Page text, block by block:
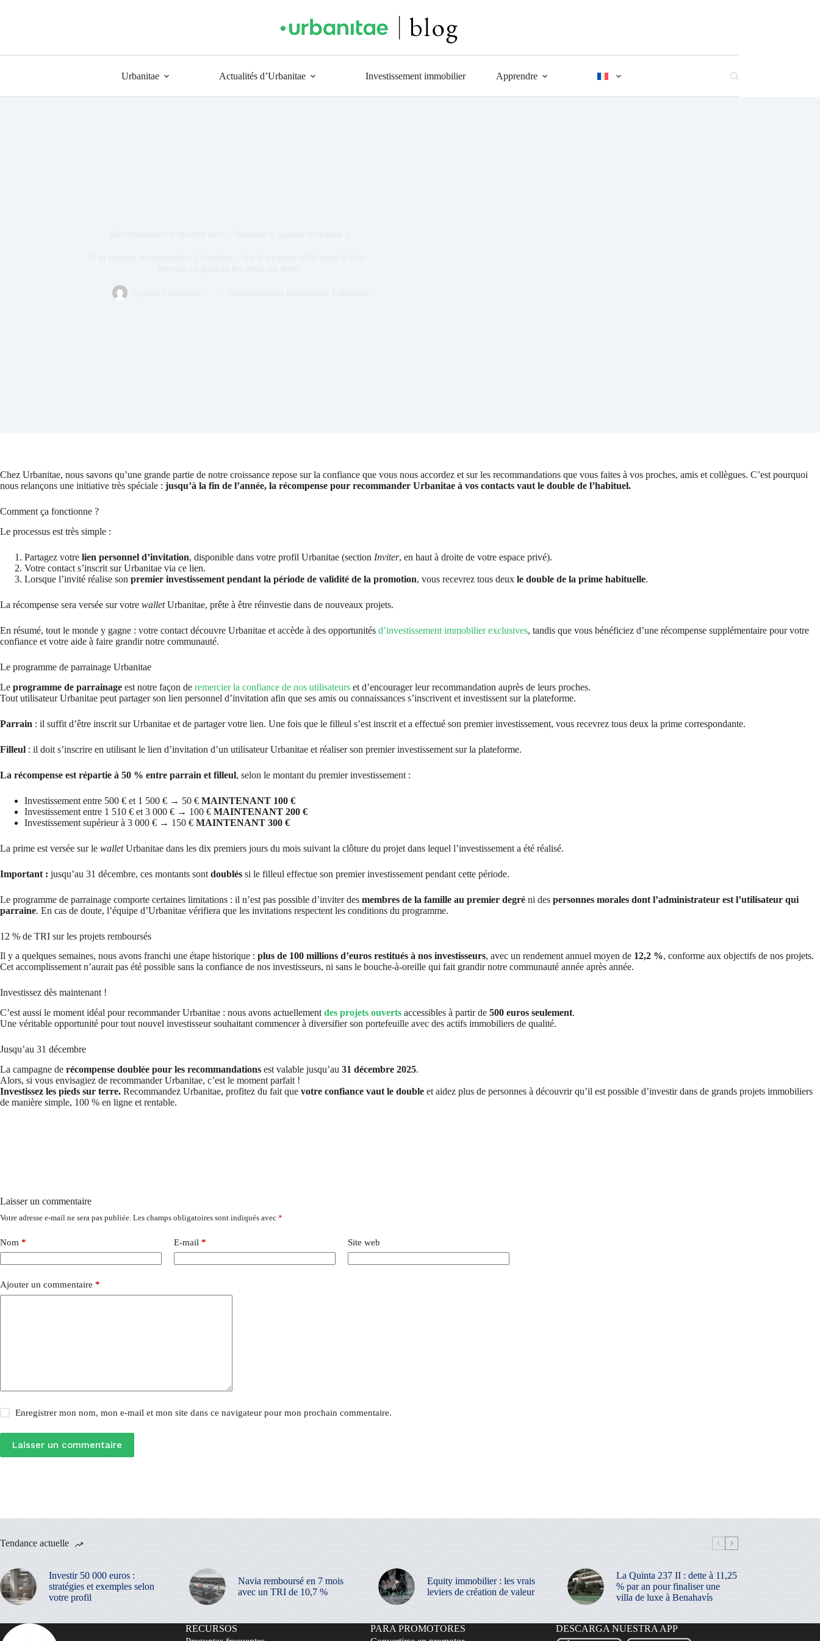
Urbanitae Actualités d’Urbanitae Investissement immobilier Apprendre
Chez Urbanitae, nous savons qu’une grande partie de notre croissance repose sur la confiance que vous nous accordez et sur les recommandations que vous faites à vos proches, amis et collègues. C’est pourquoi
nous relançons une initiative très spéciale : jusqu’à la fin de l’année, la récompense pour recommander Urbanitae à vos contacts vaut le double de l’habituel.
Comment ça fonctionne ?
Le processus est très simple :
Partagez votre lien personnel d’invitation, disponible dans votre profil Urbanitae (section Inviter, en haut à droite de votre espace privé).
Votre contact s’inscrit sur Urbanitae via ce lien.
Lorsque l’invité réalise son premier investissement pendant la période de validité de la promotion, vous recevrez tous deux le double de la prime habituelle.
La récompense sera versée sur votre walletUrbanitae, prête à être réinvestie dans de nouveaux projets.
En résumé, tout le monde y gagne : votre contact découvre Urbanitae et accède à des opportunités d’investissement immobilier exclusives, tandis que vous bénéficiez d’une récompense supplémentaire pour votre
confiance et votre aide à faire grandir notre communauté.
Le programme de parrainage Urbanitae
Le programme de parrainage est notre façon de remercier la confiance de nos utilisateurs et d’encourager leur recommandation auprès de leurs proches.
Tout utilisateur Urbanitae peut partager son lien personnel d’invitation afin que ses amis ou connaissances s’inscrivent et investissent sur la plateforme.
Parrain : il suffit d’être inscrit sur Urbanitae et de partager votre lien. Une fois que le filleul s’est inscrit et a effectué son premier investissement, vous recevrez tous deux la prime correspondante.
Filleul : il doit s’inscrire en utilisant le lien d’invitation d’un utilisateur Urbanitae et réaliser son premier investissement sur la plateforme.
La récompense est répartie à 50 % entre parrain et filleul, selon le montant du premier investissement :
Investissement entre 500 € et 1 500 € → 50 € MAINTENANT 100 €
Investissement entre 1 510 € et 3 000 € → 100 € MAINTENANT 200 €
Investissement supérieur à 3 000 € → 150 € MAINTENANT 300 €
La prime est versée sur le walletUrbanitae dans les dix premiers jours du mois suivant la clôture du projet dans lequel l’investissement a été réalisé.
Important : jusqu’au 31 décembre, ces montants sont doublés si le filleul effectue son premier investissement pendant cette période.
Le programme de parrainage comporte certaines limitations : il n’est pas possible d’inviter des membres de la famille au premier degré ni des personnes morales dont l’administrateur est l’utilisateur qui
parraine. En cas de doute, l’équipe d’Urbanitae vérifiera que les invitations respectent les conditions du programme.
12 % de TRI sur les projets remboursés
Il y a quelques semaines, nous avons franchi une étape historique : plus de 100 millions d’euros restitués à nos investisseurs, avec un rendement annuel moyen de 12,2 %, conforme aux objectifs de nos projets.
Cet accomplissement n’aurait pas été possible sans la confiance de nos investisseurs, ni sans le bouche-à-oreille qui fait grandir notre communauté année après année.
Investissez dès maintenant !
C’est aussi le moment idéal pour recommander Urbanitae : nous avons actuellement des projets ouverts accessibles à partir de 500 euros seulement.
Une véritable opportunité pour tout nouvel investisseur souhaitant commencer à diversifier son portefeuille avec des actifs immobiliers de qualité.
Jusqu’au 31 décembre
La campagne de récompense doublée pour les recommandations est valable jusqu’au 31 décembre 2025.
Alors, si vous envisagiez de recommander Urbanitae, c’est le moment parfait !
Investissez les pieds sur terre. Recommandez Urbanitae, profitez du fait que votre confiance vaut le double et aidez plus de personnes à découvrir qu’il est possible d’investir dans de grands projets immobiliers
de manière simple, 100 % en ligne et rentable.
Laisser un commentaire
Votre adresse e-mail ne sera pas publiée. Les champs obligatoires sont indiqués avec *
Nom * E-mail * Site web
Ajouter un commentaire *
Enregistrer mon nom, mon e-mail et mon site dans ce navigateur pour mon prochain commentaire.
Laisser un commentaire
Tendance actuelle
Investir 50 000 euros :
stratégies et exemples selon
votre profil
Navia remboursé en 7 mois
avec un TRI de 10,7 %
Equity immobilier : les vrais
leviers de création de valeur
La Quinta 237 II : dette à 11,25
% par an pour finaliser une
villa de luxe à Benahavís
RECURSOS
PARA PROMOTORES
DESCARGA NUESTRA APP